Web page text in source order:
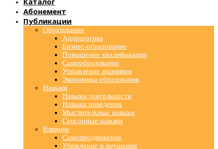
Абонемент
Публикации
Образование
Андрагогика
Бизнес-образование
Повышение квалификации
Самообразование
Управление знаниями
Экономика образования
Навыки
Навыки деятельности
Навыки поведения
Мыслительные навыки
Сенсорные навыки
Влияние
Самопродвижение
Убеждение и внушение